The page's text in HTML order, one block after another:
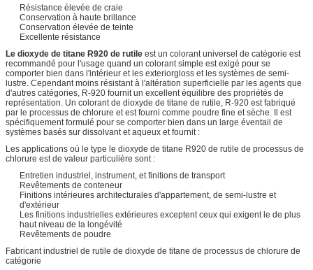
Résistance élevée de craie
Conservation à haute brillance
Conservation élevée de teinte
Excellente résistance
Le dioxyde de titane R920 de rutile est un colorant universel de catégorie est
recommandé pour l'usage quand un colorant simple est exigé pour se
comporter bien dans l'intérieur et les exteriorgloss et les systèmes de semi-
lustre. Cependant moins résistant à l'altération superficielle par les agents que
d'autres catégories, R-920 fournit un excellent équilibre des propriétés de
représentation. Un colorant de dioxyde de titane de rutile, R-920 est fabriqué
par le processus de chlorure et est fourni comme poudre fine et sèche. Il est
spécifiquement formulé pour se comporter bien dans un large éventail de
systèmes basés sur dissolvant et aqueux et fournit :
Les applications où le type le dioxyde de titane R920 de rutile de processus de
chlorure est de valeur particulière sont :
Entretien industriel, instrument, et finitions de transport
Revêtements de conteneur
Finitions intérieures architecturales d'appartement, de semi-lustre et
d'extérieur
Les finitions industrielles extérieures exceptent ceux qui exigent le de plus
haut niveau de la longévité
Revêtements de poudre
Fabricant industriel de rutile de dioxyde de titane de processus de chlorure de
catégorie